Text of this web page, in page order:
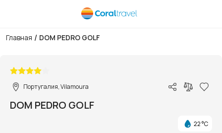
Главная / DOM PEDRO GOLF
Португалия, Vilamoura
DOM PEDRO GOLF
22 °C